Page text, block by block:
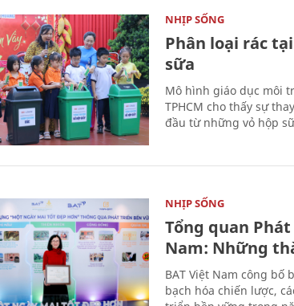
NHỊP SỐNG
Phân loại rác
sữa
Mô hình giáo dục môi
TPHCM cho thấy sự
đầu từ những vỏ hộp
NHỊP SỐNG
Tổng quan
Nam: Những
BAT Việt Nam công bố
bạch hóa chiến lược,